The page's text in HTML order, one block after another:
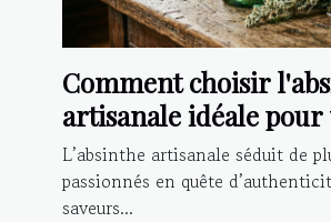
Comment choisir
artisanale idéale
palais ?
L’absinthe artisanale séduit de
passionnés en quête
saveurs...